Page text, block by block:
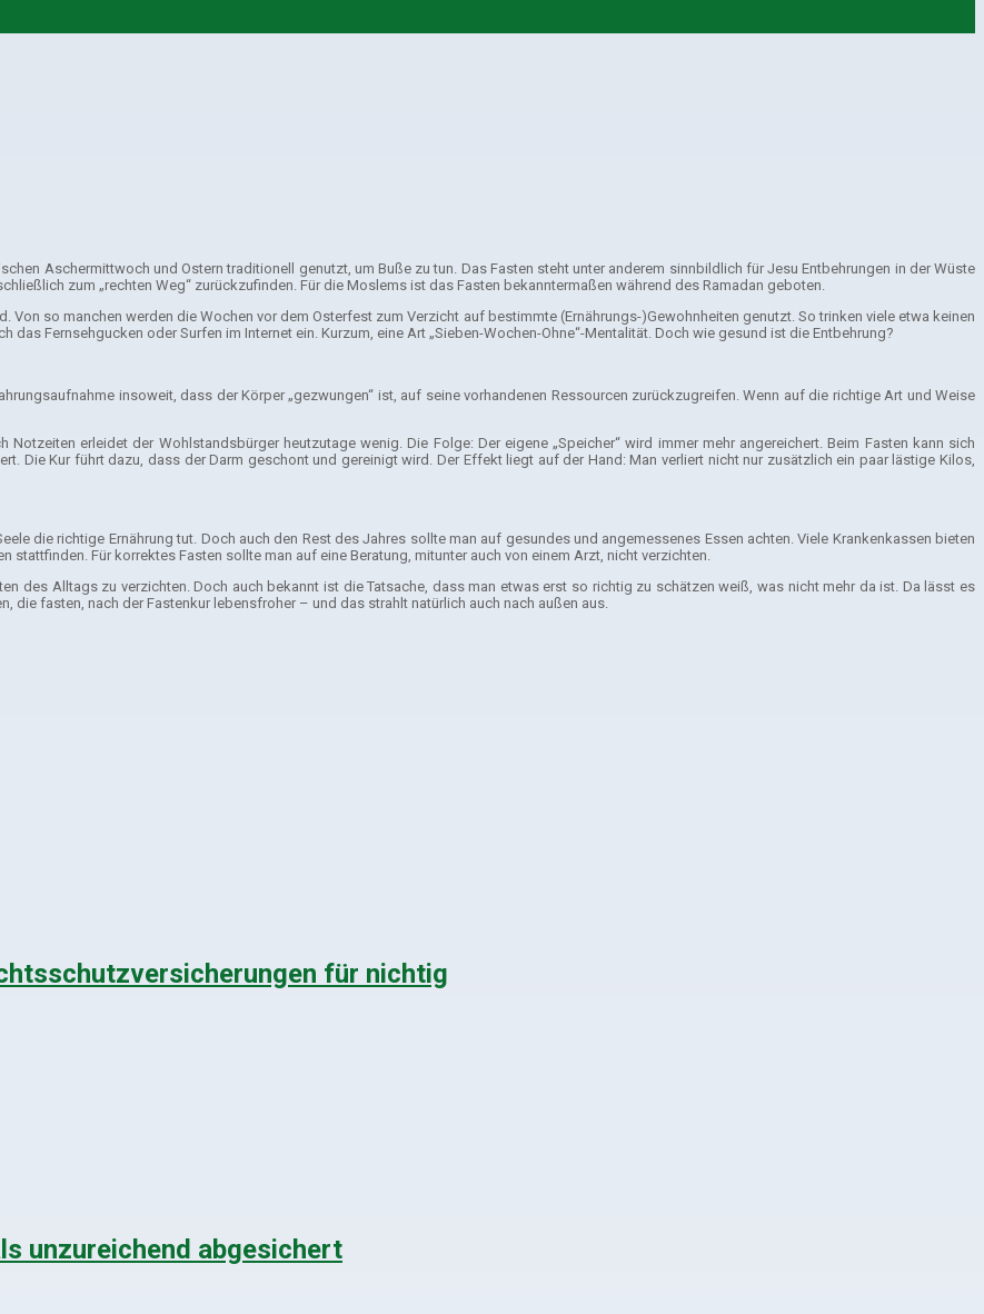
Aschermittwoch und Ostern traditionell genutzt, um Buße zu tun. Das Fasten steht unter anderem sinnbildlich für Jesu Entbehrungen in der Wüste
zum „rechten Weg“ zurückzufinden. Für die Moslems ist das Fasten bekanntermaßen während des Ramadan geboten.
Von so manchen werden die Wochen vor dem Osterfest zum Verzicht auf bestimmte (Ernährungs-)Gewohnheiten genutzt. So trinken viele etwa keinen
Fernsehgucken oder Surfen im Internet ein. Kurzum, eine Art „Sieben-Wochen-Ohne“-Mentalität. Doch wie gesund ist die Entbehrung?
insoweit, dass der Körper „gezwungen“ ist, auf seine vorhandenen Ressourcen zurückzugreifen. Wenn auf die richtige Art und Weise
erleidet der Wohlstandsbürger heutzutage wenig. Die Folge: Der eigene „Speicher“ wird immer mehr angereichert. Beim Fasten kann sich
Die Kur führt dazu, dass der Darm geschont und gereinigt wird. Der Effekt liegt auf der Hand: Man verliert nicht nur zusätzlich ein paar lästige Kilos,
die richtige Ernährung tut. Doch auch den Rest des Jahres sollte man auf gesundes und angemessenes Essen achten. Viele Krankenkassen bieten
Für korrektes Fasten sollte man auf eine Beratung, mitunter auch von einem Arzt, nicht verzichten.
des Alltags zu verzichten. Doch auch bekannt ist die Tatsache, dass man etwas erst so richtig zu schätzen weiß, was nicht mehr da ist. Da lässt es
fasten, nach der Fastenkur lebensfroher – und das strahlt natürlich auch nach außen aus.
für nichtig
unzureichend abgesichert